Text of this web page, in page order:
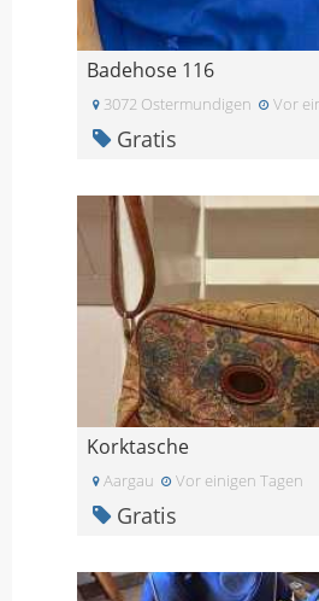
Badehose 116
3072 Ostermundigen Vor
Gratis
Korktasche
Aargau Vor einigen Tagen
Gratis